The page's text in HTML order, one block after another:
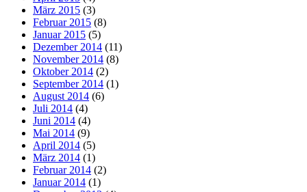
März 2015 (3)
Februar 2015 (8)
Januar 2015 (5)
Dezember 2014 (11)
November 2014 (8)
Oktober 2014 (2)
September 2014 (1)
August 2014 (6)
Juli 2014 (4)
Juni 2014 (4)
Mai 2014 (9)
April 2014 (5)
März 2014 (1)
Februar 2014 (2)
Januar 2014 (1)